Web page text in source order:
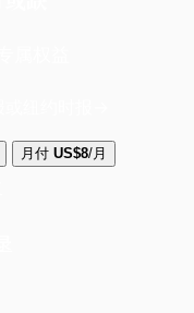
月付 US$8/月